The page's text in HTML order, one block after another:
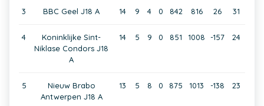
3 BBC Geel J18 A 14 9 4 0 842 816 26 31
4
Koninklijke Sint-
Niklase Condors J18
A
14 5 9 0 851 1008 -157 24
5
Nieuw Brabo
Antwerpen J18 A
13 5 8 0 875 1013 -138 23